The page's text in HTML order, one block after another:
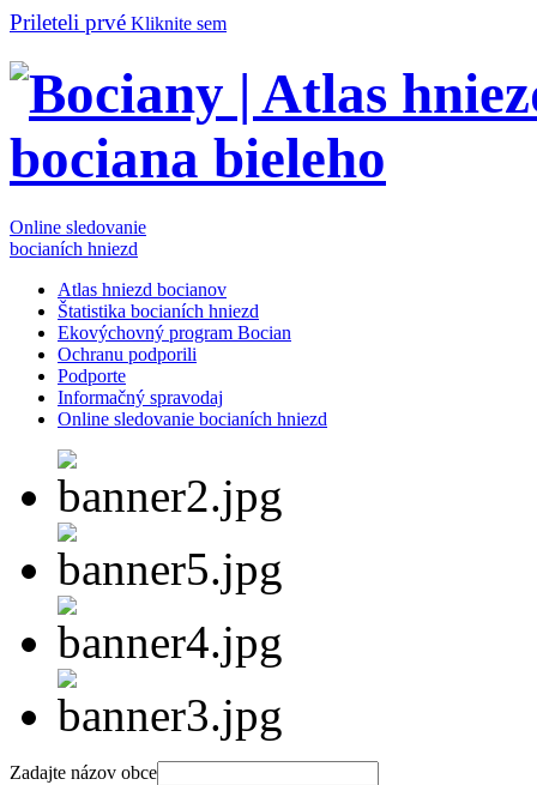
Prileteli prvé Kliknite sem
Online sledovanie
bocianích hniezd
Atlas hniezd bocianov
Štatistika bocianích hniezd
Ekovýchovný program Bocian
Ochranu podporili
Podporte
Informačný spravodaj
Online sledovanie bocianích hniezd
Zadajte názov obce